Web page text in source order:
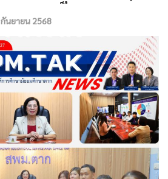
นยายน 2568